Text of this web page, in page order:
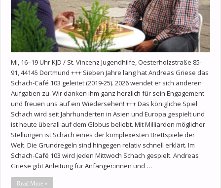
Mi, 16–19 Uhr KJD / St. Vincenz Jugendhilfe, Oesterholzstraße 85-
91, 44145 Dortmund +++ Sieben Jahre lang hat Andreas Griese das
Schach-Café 103 geleitet (2019-25). 2026 wendet er sich anderen
Aufgaben zu. Wir danken ihm ganz herzlich für sein Engagement
und freuen uns auf ein Wiedersehen! +++ Das königliche Spiel
Schach wird seit Jahrhunderten in Asien und Europa gespielt und
ist heute überall auf dem Globus beliebt. Mit Milliarden möglicher
Stellungen ist Schach eines der komplexesten Brettspiele der
Welt. Die Grundregeln sind hingegen relativ schnell erklärt. Im
Schach-Café 103 wird jeden Mittwoch Schach gespielt. Andreas
Griese gibt Anleitung für Anfänger:innen und …
Read More »